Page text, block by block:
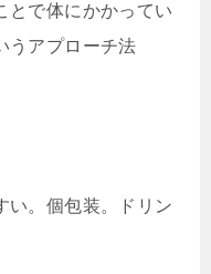
とで体にかかってい
うアプローチ法
い。個包装。ドリン